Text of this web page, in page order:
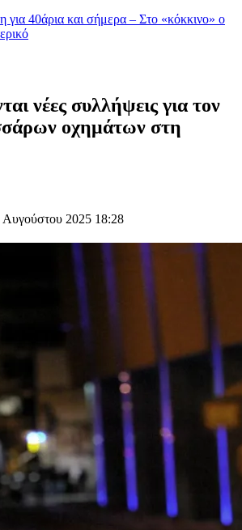
για 40άρια και σήμερα – Στο «κόκκινο» ο
νέες συλλήψεις για τον
οχημάτων στη
Αυγούστου 2025 18:28